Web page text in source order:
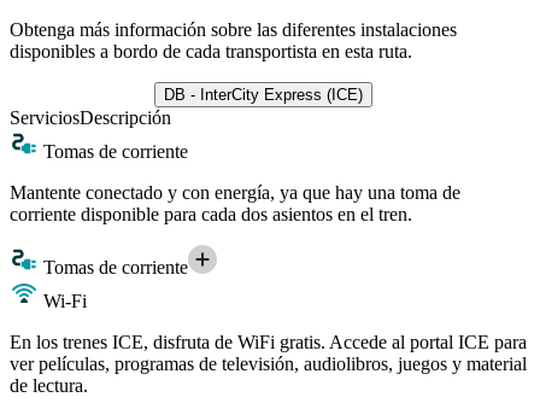
Obtenga más información sobre las diferentes instalaciones
disponibles a bordo de cada transportista en esta ruta.
DB - InterCity Express (ICE)
ServiciosDescripción
Tomas de corriente
Mantente conectado y con energía, ya que hay una toma de
corriente disponible para cada dos asientos en el tren.
Tomas de corriente
Wi-Fi
En los trenes ICE, disfruta de WiFi gratis. Accede al portal ICE para
ver películas, programas de televisión, audiolibros, juegos y material
de lectura.